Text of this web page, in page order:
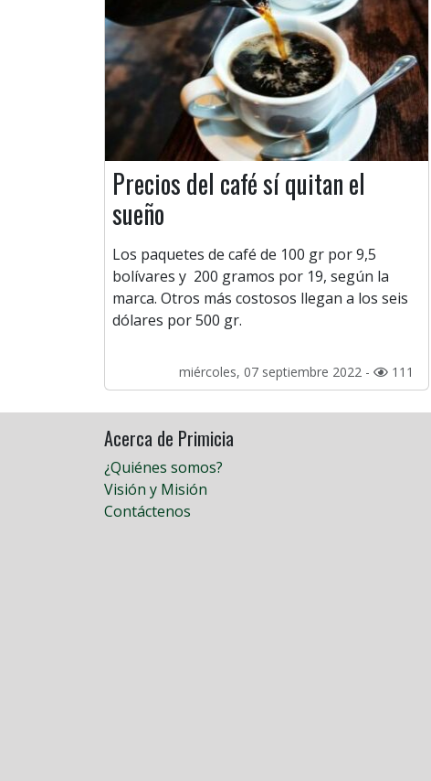
Precios del café sí quitan el
sueño
Los paquetes de café de 100 gr por 9,5
bolívares y 200 gramos por 19, según la
marca. Otros más costosos llegan a los seis
dólares por 500 gr.
miércoles, 07 septiembre 2022 - 111
Acerca de Primicia
¿Quiénes somos?
Visión y Misión
Contáctenos